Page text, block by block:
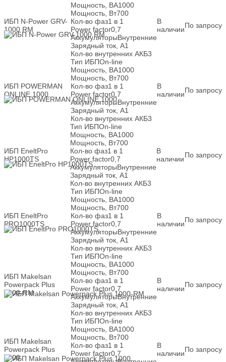
ИБП N-Power GRV-
1000 RM
Мощность, ВА1000
Мощность, Вт700
Кол-во фаз1 в 1
Power factor0,7
АккумуляторыВнутренние
Зарядный ток, А1
Кол-во внутренних АКБ3
В
наличииПо запросу
ИБП POWERMAN
ONLINE 1000
Тип ИБПOn-line
Мощность, ВА1000
Мощность, Вт700
Кол-во фаз1 в 1
Power factor0,7
АккумуляторыВнутренние
Зарядный ток, А1
Кол-во внутренних АКБ3
В
наличииПо запросу
ИБП EneltPro
HP1000TS
Тип ИБПOn-line
Мощность, ВА1000
Мощность, Вт700
Кол-во фаз1 в 1
Power factor0,7
АккумуляторыВнутренние
Зарядный ток, А1
Кол-во внутренних АКБ3
В
наличииПо запросу
ИБП EneltPro
PRO1000TS
Тип ИБПOn-line
Мощность, ВА1000
Мощность, Вт700
Кол-во фаз1 в 1
Power factor0,7
АккумуляторыВнутренние
Зарядный ток, А1
Кол-во внутренних АКБ3
В
наличииПо запросу
ИБП Makelsan
Powerpack Plus
1000-RM
Тип ИБПOn-line
Мощность, ВА1000
Мощность, Вт700
Кол-во фаз1 в 1
Power factor0,7
АккумуляторыВнутренние
Зарядный ток, А1
Кол-во внутренних АКБ3
В
наличииПо запросу
ИБП Makelsan
Powerpack Plus
1000
Тип ИБПOn-line
Мощность, ВА1000
Мощность, Вт700
Кол-во фаз1 в 1
Power factor0,7
В
наличииПо запросу